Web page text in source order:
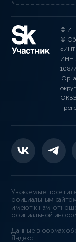
©
©
ИНН
Юр.
Уважаемые
официальным
имеют к нам
официальной
Данные в формах
Яндекс